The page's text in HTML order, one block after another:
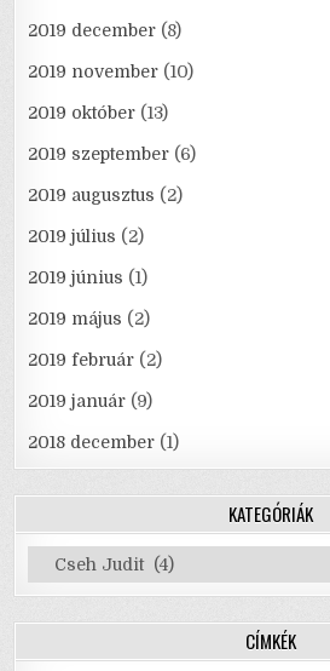
2019 december (8)
2019 november (10)
2019 október (13)
2019 szeptember (6)
2019 augusztus (2)
2019 július (2)
2019 június (1)
2019 május (2)
2019 február (2)
2019 január (9)
2018 december (1)
KATEGÓRIÁK
Kategóriák
CÍMKÉK